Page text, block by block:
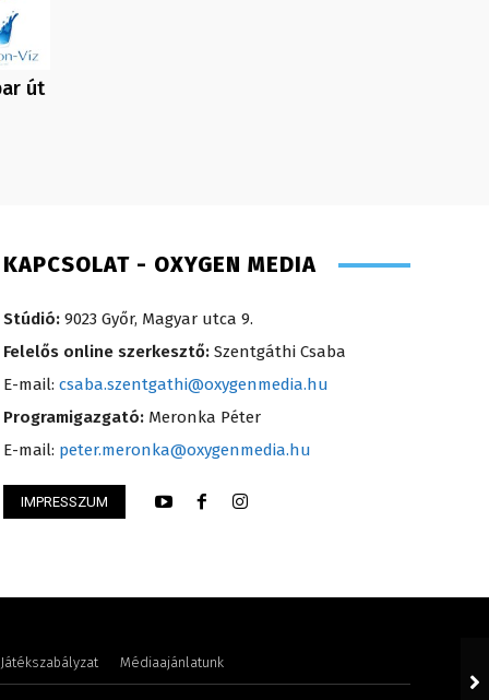
út
könyvelési asszisztens – 2020
KAPCSOLAT - OXYGEN MEDIA
Stúdió: 9023 Győr, Magyar utca 9.
Felelős online szerkesztő: Szentgáthi Csaba
E-mail: csaba.szentgathi@oxygenmedia.hu
Programigazgató: Meronka Péter
E-mail: peter.meronka@oxygenmedia.hu
IMPRESSZUM
Játékszabályzat Médiaajánlatunk